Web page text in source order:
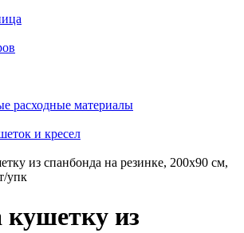
расходные материалы
и кресел
из спанбонда на резинке, 200х90 см,
упк
из